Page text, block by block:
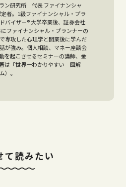
ン研究所 代表 ファイナンシャ
者。1級ファイナンシャル・プラ
バイザー® 大学卒業後、証券会社
ファイナンシャル・プランナーの
専攻した心理学と開業後に学んだ
が強み。個人相談、マネー座談会
を起こさせるセミナーの講師、金
は「世界一わかりやすい 図解
）。
て読みたい